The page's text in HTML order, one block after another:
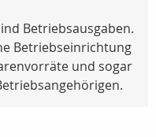
Betriebsausgaben.
Betriebseinrichtung
und sogar